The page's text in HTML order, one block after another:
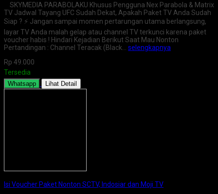
SKYMEDIA PARABOLAKU Khusus Pengguna Nex Parabola & Matrix
TV Jadwal Tayang UFC Sudah Dekat, Apakah Paket TV Anda Sudah
Siap ? ⚡ Jangan sampai momen pertarungan utama berlangsung,
layar TV Anda malah gelap atau channel TV terkunci karena paket
voucher habis ! Hindari Kejadian Berikut Saat Mau Nonton
Pertandingan : Channel Teracak (Black… selengkapnya
Rp 49.000
Tersedia
Whatsapp Lihat Detail
Isi Voucher Paket Nonton SCTV, Indosiar dan Moji TV